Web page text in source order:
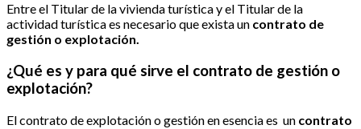
Entre el Titular de la vivienda turística y el Titular de la
actividad turística es necesario que exista un contrato de
gestión o explotación.
¿Qué es y para qué sirve el contrato de gestión o
explotación?
El contrato de explotación o gestión en esencia es un contrato